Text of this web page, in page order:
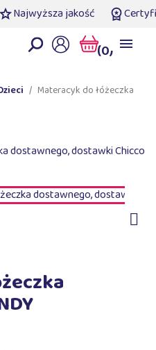
Najwyższa jakość
(0)
Materacyk do łóżeczka
